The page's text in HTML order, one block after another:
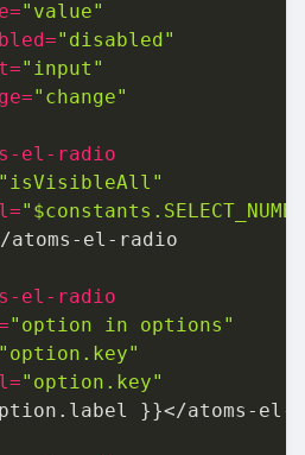
="value"
="disabled"
="input"
="change"
el-radio
"isVisibleAll"
=
atoms-el-radio
el-radio
"option in options"
"option.key"
="option.key"
}}</atoms-el-